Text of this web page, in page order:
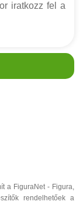
iratkozz fel a
a FiguraNet - Figura,
rendelhetőek a